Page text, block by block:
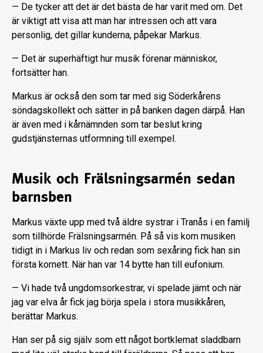
— De tycker att det är det bästa de har varit med om. Det
är viktigt att visa att man har intressen och att vara
personlig, det gillar kunderna, påpekar Markus.
— Det är superhäftigt hur musik för­enar människor,
fortsätter han.
Markus är också den som tar med sig Söderkårens
söndagskollekt och sätter in på banken dagen därpå. Han
är även med i kårnämnden som tar beslut kring
gudstjänsternas utformning till exempel.
Musik och Frälsningsarmén sedan
barnsben
Markus växte upp med två äldre syst­rar i Tranås i en familj
som tillhörde Frälsningsarmén. På så vis kom musiken
tidigt in i Markus liv och redan som sex­åring fick han sin
första kornett. När han var 14 bytte han till eufonium.
— Vi hade två ungdomsorkestrar, vi spelade jämt och när
jag var elva år fick jag börja spela i stora musikkåren,
berät­tar Markus.
Han ser på sig själv som ett något bortklemat sladdbarn